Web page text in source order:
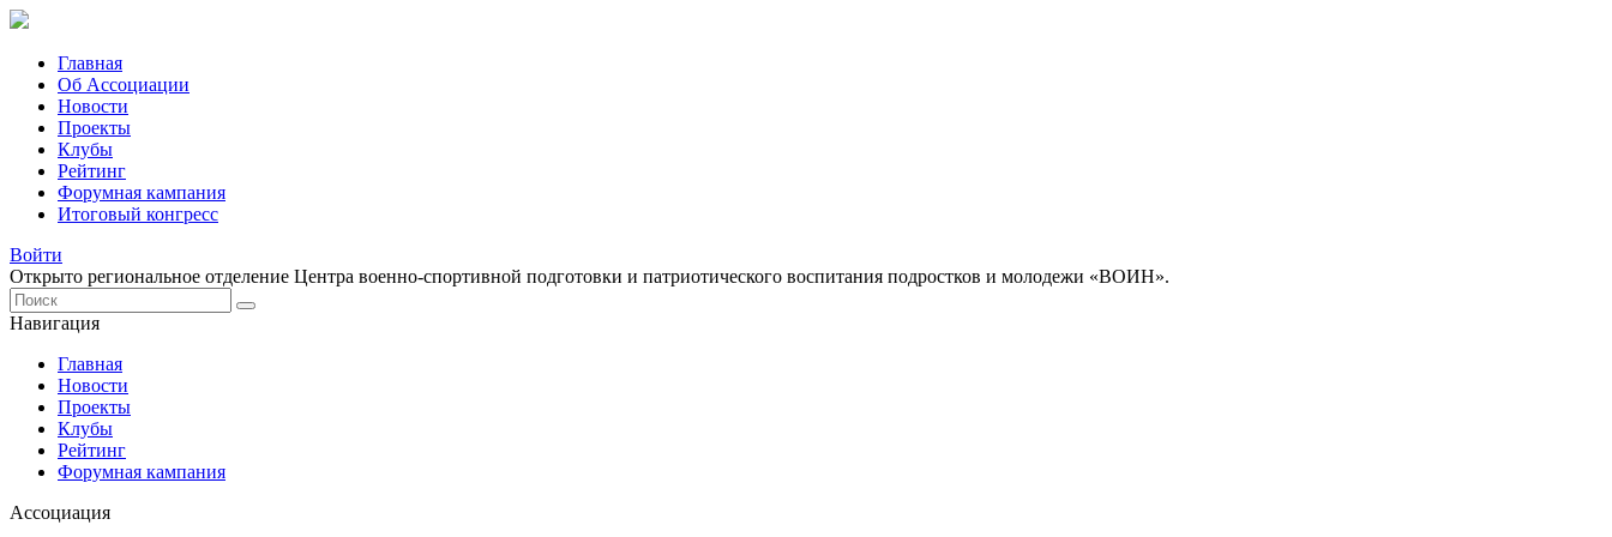
Главная
Об Ассоциации
Новости
Проекты
Клубы
Рейтинг
Форумная кампания
Итоговый конгресс
Войти
Открыто региональное отделение Центра военно-спортивной подготовки и патриотического воспитания подростков и молодежи «ВОИН».
Навигация
Главная
Новости
Проекты
Клубы
Рейтинг
Форумная кампания
Ассоциация